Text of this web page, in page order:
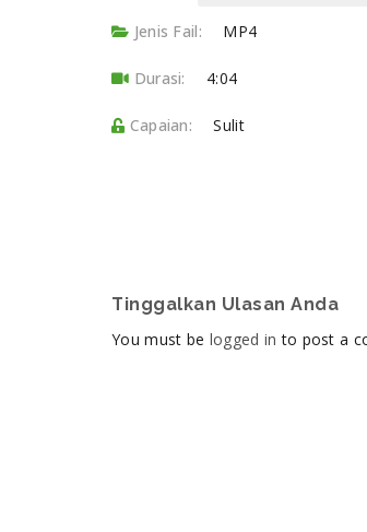
Jenis Fail: MP4
Durasi: 4:04
Capaian: Sulit
Tinggalkan Ulasan Anda
You must be logged in to post a